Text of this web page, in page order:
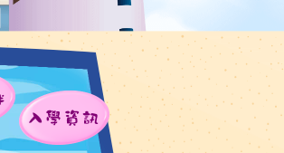
入學資訊